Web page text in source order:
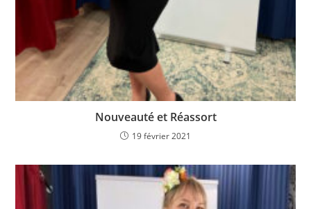
Nouveauté et Réassort
19 février 2021